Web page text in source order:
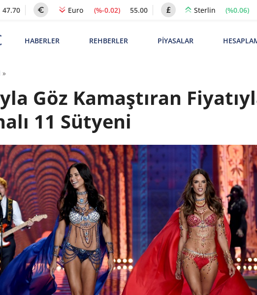
47.70 Euro (%-0.02) 55.00 Sterlin (%0.06)
HABERLER REHBERLER PİYASALAR
»
Göz Kamaştıran
11 Sütyeni